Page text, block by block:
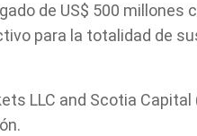
de US$ 500 millones
para la totalidad de
LLC and Scotia Capital